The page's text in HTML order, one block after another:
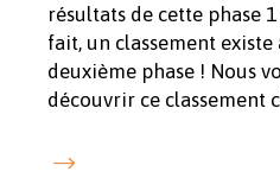
résultats de cette phase
fait, un classement
deuxième phase ! Nous
découvrir ce classement